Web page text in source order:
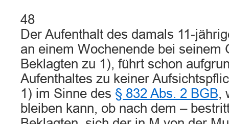
48
Der Aufenthalt des damals 11-
an einem Wochenende bei seinem
Beklagten zu 1), führt schon
Aufenthaltes zu keiner
1) im Sinne des § 832 Abs. 2 BGB,
bleiben kann, ob nach dem –